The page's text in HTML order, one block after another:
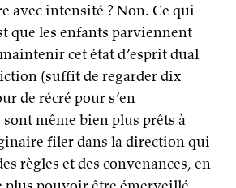
avec intensité ? Non. Ce qui
que les enfants parviennent
cet état d’esprit dual
(suffit de regarder dix
de récré pour s’en
même bien plus prêts à
filer dans la direction qui
règles et des convenances, en